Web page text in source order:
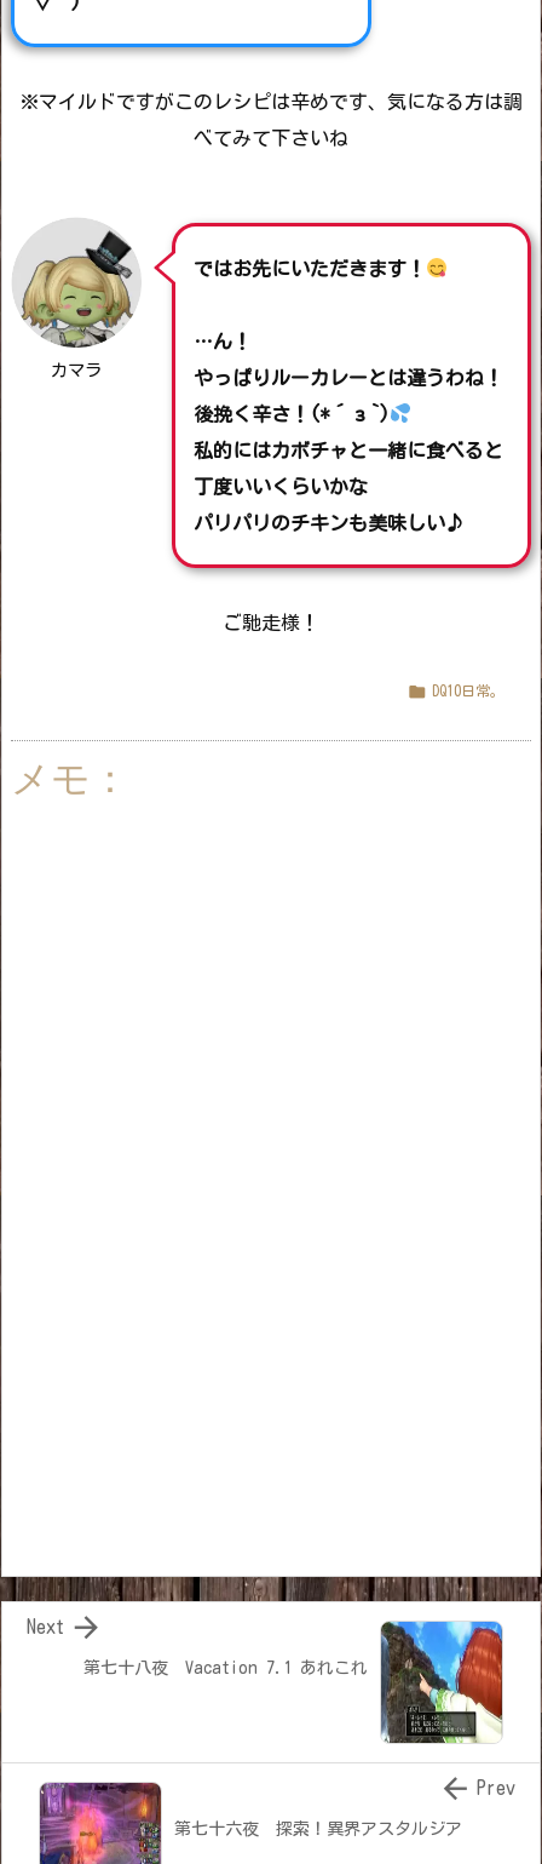
※マイルドですがこのレシピは辛めです、気になる方は調
べてみて下さいね
カマラ
ではお先にいただきます！
…ん！
やっぱりルーカレーとは違うわね！
後挽く辛さ！(*´з`)
私的にはカボチャと一緒に食べると
丁度いいくらいかな
パリパリのチキンも美味しい♪
ご馳走様！
 DQ10日常。
メモ：
第七十八夜 Vacation 7.1 あれこれ

Next
第七十六夜 探索！異界アスタルジア
 Prev